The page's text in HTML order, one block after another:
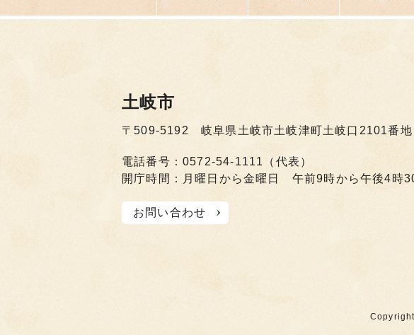
土岐市
〒509-5192 岐阜県土岐市土岐津町土岐口2101番地
電話番号：0572-54-1111（代表）
開庁時間：月曜日から金曜日 午前9時から午後4時
お問い合わせ